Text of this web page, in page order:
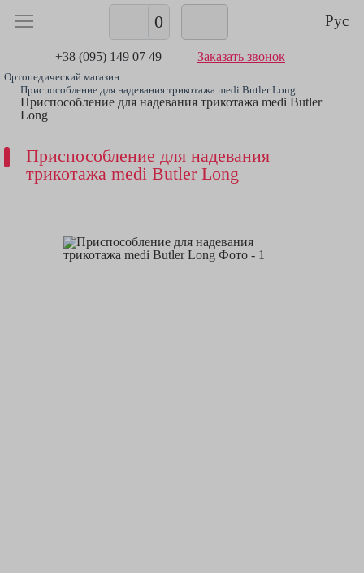
0 Рус
+38 (095) 149 07 49 Заказать звонок
Ортопедический магазин
Приспособление для надевания трикотажа medi Butler Long
Приспособление для надевания трикотажа medi Butler
Long
Приспособление для надевания
трикотажа medi Butler Long